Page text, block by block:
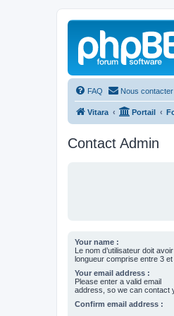
FAQ Nous contacter
Vitara Portail
Contact Admin
Your name :
Le nom d’utilisateur doit
longueur comprise entre 3 et
Your email address :
Please enter a valid email
address, so we can contact
Confirm email address :